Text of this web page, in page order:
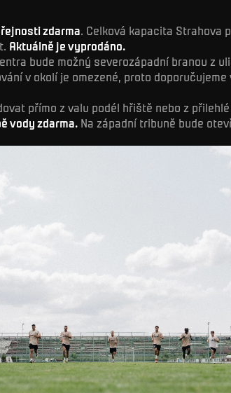
zdarma. Celková kapacita Strahova
Aktuálně je vyprodáno.
bude možný severozápadní branou z
v okolí je omezené, proto
přímo z valu podél hřiště nebo z
vody zdarma. Na západní tribuně bude